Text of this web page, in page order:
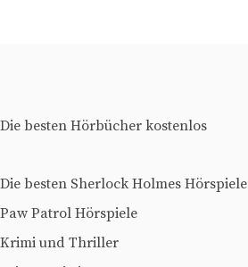
Die besten Hörbücher kostenlos
Die besten Sherlock Holmes Hörspiele
Paw Patrol Hörspiele
Krimi und Thriller